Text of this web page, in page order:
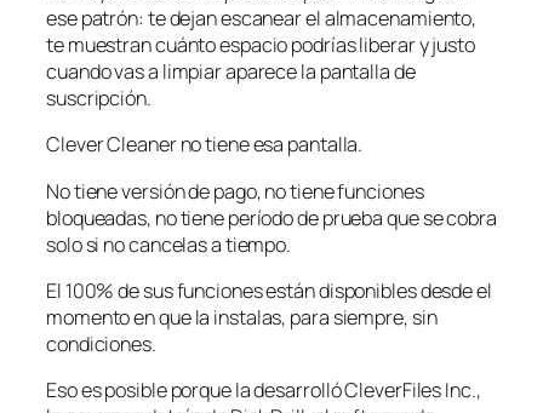
ese patrón: te dejan escanear el almacenamiento,
te muestran cuánto espacio podrías liberar y justo
cuando vas a limpiar aparece la pantalla de
suscripción.
Clever Cleaner no tiene esa pantalla.
No tiene versión de pago, no tiene funciones
bloqueadas, no tiene período de prueba que se cobra
solo si no cancelas a tiempo.
El 100% de sus funciones están disponibles desde el
momento en que la instalas, para siempre, sin
condiciones.
Eso es posible porque la desarrolló CleverFiles Inc.,